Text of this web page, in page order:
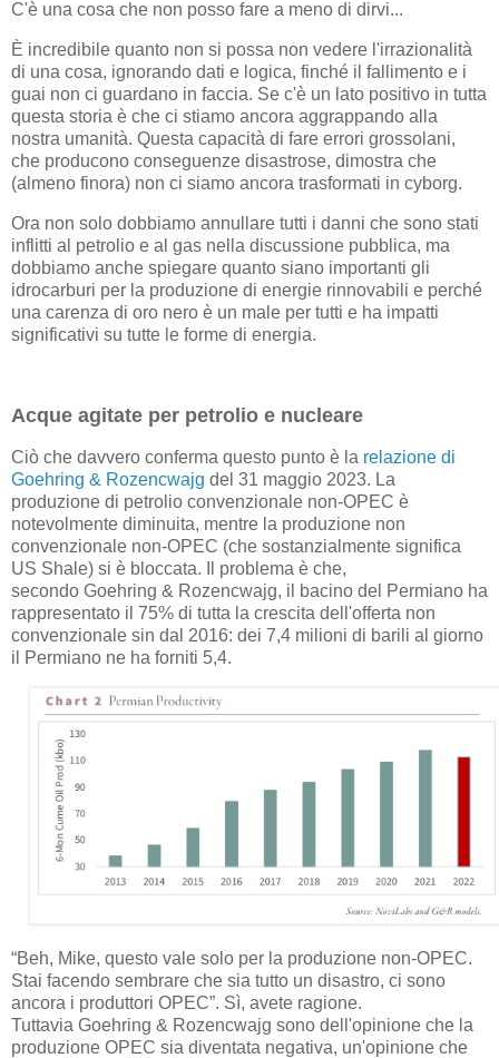
C'è una cosa che non posso fare a meno di dirvi...
È incredibile quanto non si possa non vedere l'irrazionalità
di una cosa, ignorando dati e logica, finché il fallimento e i
guai non ci guardano in faccia. Se c'è un lato positivo in tutta
questa storia è che ci stiamo ancora aggrappando alla
nostra umanità. Questa capacità di fare errori grossolani,
che producono conseguenze disastrose, dimostra che
(almeno finora) non ci siamo ancora trasformati in cyborg.
Ora non solo dobbiamo annullare tutti i danni che sono stati
inflitti al petrolio e al gas nella discussione pubblica, ma
dobbiamo anche spiegare quanto siano importanti gli
idrocarburi per la produzione di energie rinnovabili e perché
una carenza di oro nero è un male per tutti e ha impatti
significativi su tutte le forme di energia.
Acque agitate per petrolio e nucleare
Ciò che davvero conferma questo punto è la relazione di
Goehring & Rozencwajg del 31 maggio 2023. La
produzione di petrolio convenzionale non-OPEC è
notevolmente diminuita, mentre la produzione non
convenzionale non-OPEC (che sostanzialmente significa
US Shale) si è bloccata. Il problema è che,
secondo Goehring & Rozencwajg, il bacino del Permiano ha
rappresentato il 75% di tutta la crescita dell'offerta non
convenzionale sin dal 2016: dei 7,4 milioni di barili al giorno
il Permiano ne ha forniti 5,4.
“Beh, Mike, questo vale solo per la produzione non-OPEC.
Stai facendo sembrare che sia tutto un disastro, ci sono
ancora i produttori OPEC”. Sì, avete ragione.
Tuttavia Goehring & Rozencwajg sono dell'opinione che la
produzione OPEC sia diventata negativa, un'opinione che